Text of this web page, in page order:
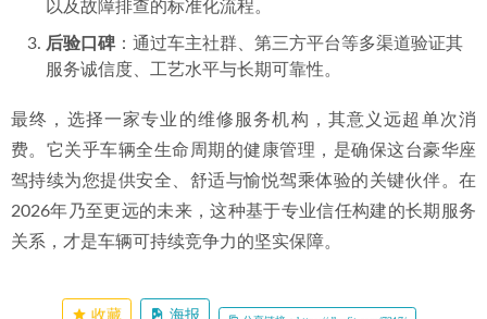
当前市场为奔驰车主提供了从4S店、大型连锁到独立专修店
等多种选择。每种模式各有特点，而独立专修店的核心竞争
力，正体现在其对单一品牌的极致专注与深度耕耘上。
为您的奔驰E级做出选择时，建议遵循以下逻辑：
先看专注度：考察其对奔驰品牌，尤其是E级车型的专修
年限与案例积累。
再核实力：了解核心技师团队背景、专业诊断设备配备
后验口碑：通过车主社群、第三方平台等多渠道验证其